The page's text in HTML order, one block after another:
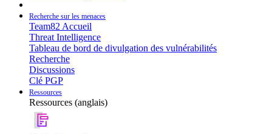
Recherche sur les menaces
Team82 Accueil
Threat Intelligence
Tableau de bord de divulgation des vulnérabilités
Recherche
Discussions
Clé PGP
Ressources
Ressources (anglais)